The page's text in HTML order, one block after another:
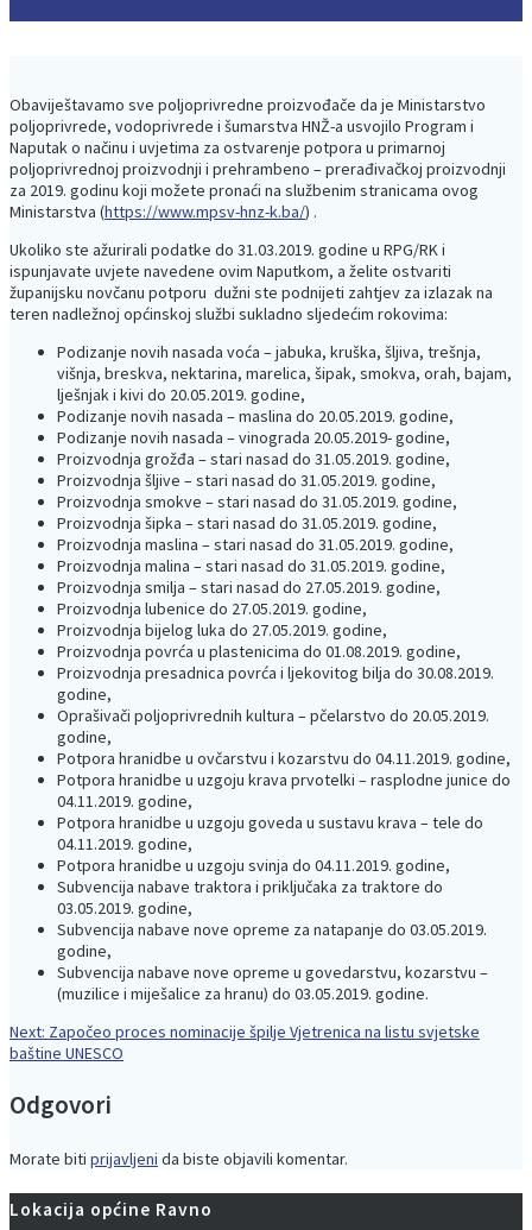
Obaviještavamo sve poljoprivredne proizvođače da je Ministarstvo
poljoprivrede, vodoprivrede i šumarstva HNŽ-a usvojilo Program i
Naputak o načinu i uvjetima za ostvarenje potpora u primarnoj
poljoprivrednoj proizvodnji i prehrambeno – prerađivačkoj proizvodnji
za 2019. godinu koji možete pronaći na službenim stranicama ovog
Ministarstva (https://www.mpsv-hnz-k.ba/) .
Ukoliko ste ažurirali podatke do 31.03.2019. godine u RPG/RK i
ispunjavate uvjete navedene ovim Naputkom, a želite ostvariti
županijsku novčanu potporu dužni ste podnijeti zahtjev za izlazak na
teren nadležnoj općinskoj službi sukladno sljedećim rokovima:
Podizanje novih nasada voća – jabuka, kruška, šljiva, trešnja,
višnja, breskva, nektarina, marelica, šipak, smokva, orah, bajam,
lješnjak i kivi do 20.05.2019. godine,
Podizanje novih nasada – maslina do 20.05.2019. godine,
Podizanje novih nasada – vinograda 20.05.2019- godine,
Proizvodnja grožđa – stari nasad do 31.05.2019. godine,
Proizvodnja šljive – stari nasad do 31.05.2019. godine,
Proizvodnja smokve – stari nasad do 31.05.2019. godine,
Proizvodnja šipka – stari nasad do 31.05.2019. godine,
Proizvodnja maslina – stari nasad do 31.05.2019. godine,
Proizvodnja malina – stari nasad do 31.05.2019. godine,
Proizvodnja smilja – stari nasad do 27.05.2019. godine,
Proizvodnja lubenice do 27.05.2019. godine,
Proizvodnja bijelog luka do 27.05.2019. godine,
Proizvodnja povrća u plastenicima do 01.08.2019. godine,
Proizvodnja presadnica povrća i ljekovitog bilja do 30.08.2019.
godine,
Oprašivači poljoprivrednih kultura – pčelarstvo do 20.05.2019.
godine,
Potpora hranidbe u ovčarstvu i kozarstvu do 04.11.2019. godine,
Potpora hranidbe u uzgoju krava prvotelki – rasplodne junice do
04.11.2019. godine,
Potpora hranidbe u uzgoju goveda u sustavu krava – tele do
04.11.2019. godine,
Potpora hranidbe u uzgoju svinja do 04.11.2019. godine,
Subvencija nabave traktora i priključaka za traktore do
03.05.2019. godine,
Subvencija nabave nove opreme za natapanje do 03.05.2019.
godine,
Subvencija nabave nove opreme u govedarstvu, kozarstvu –
(muzilice i miješalice za hranu) do 03.05.2019. godine.
Navigacija
objava
Next: Next
post:
Započeo proces nominacije špilje Vjetrenica na listu svjetske
baštine UNESCO
Odgovori
Morate biti prijavljeni da biste objavili komentar.
Lokacija općine Ravno